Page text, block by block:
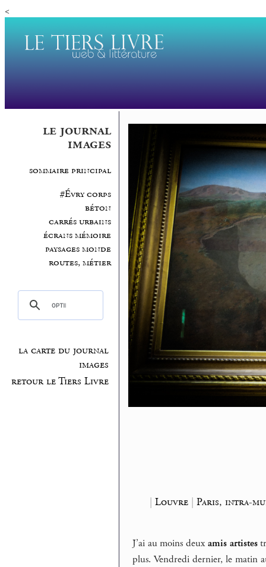
<
le journal
images
sommaire principal
#Évry corps
béton
carrés urbains
écrans mémoire
paysages monde
routes, métier
la carte du journal
images
retour le Tiers Livre
| Louvre| Paris, intra-
J’ai au moins deuxamis artistes
plus. Vendredi dernier, le matin